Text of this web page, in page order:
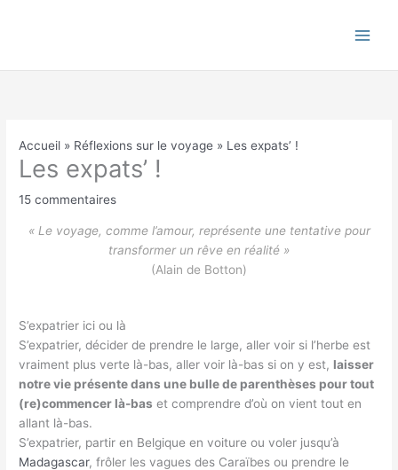
Accueil Réflexions sur le voyage Les expats’ !
Les expats’ !
15 commentaires
« Le voyage, comme l’amour, représente une tentative pour
transformer un rêve en réalité »
(Alain de Botton)
S’expatrier ici ou là
S’expatrier, décider de prendre le large, aller voir si l’herbe est
vraiment plus verte là-bas, aller voir là-bas si on y est, laisser
notre vie présente dans une bulle de parenthèses pour tout
(re)commencer là-bas et comprendre d’où on vient tout en
allant là-bas.
S’expatrier, partir en Belgique en voiture ou voler jusqu’à
Madagascar, frôler les vagues des Caraïbes ou prendre le